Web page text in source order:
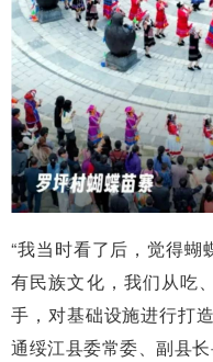
“我当时看了后，觉得
有民族文化，我们从吃
手，对基础设施进行打
通绥江县委常委、副县